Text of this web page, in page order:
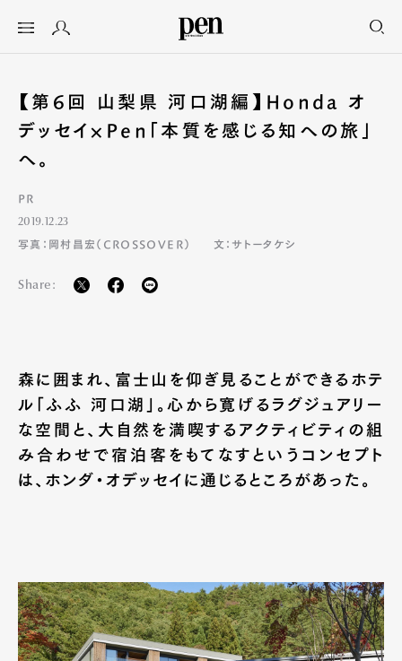
【第6回 山梨県 河口湖編】Honda オ
デッセイ×Pen「本質を感じる知への旅」
へ。
PR
2019.12.23
写真：岡村昌宏（CROSSOVER）
文：サトータケシ
Share:
森に囲まれ、富士山を仰ぎ見ることができるホテ
ル「ふふ 河口湖」。心から寛げるラグジュアリー
な空間と、大自然を満喫するアクティビティの組
み合わせで宿泊客をもてなすというコンセプト
は、ホンダ・オデッセイに通じるところがあった。